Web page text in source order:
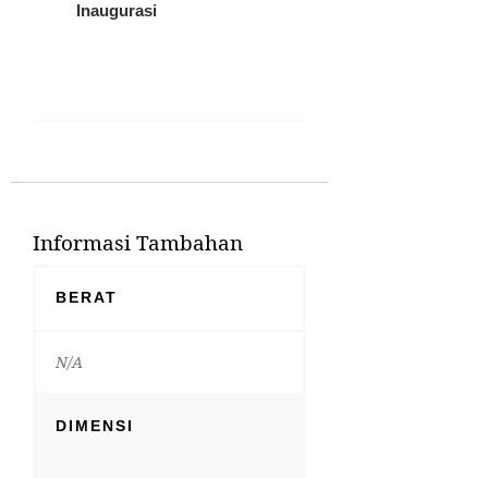
Inaugurasi
Informasi Tambahan
BERAT
N/A
DIMENSI